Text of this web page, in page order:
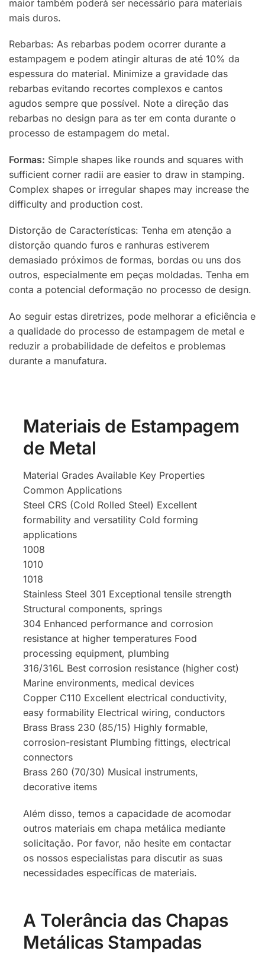
maior também poderá ser necessário para materiais
mais duros.
Rebarbas: As rebarbas podem ocorrer durante a
estampagem e podem atingir alturas de até 10% da
espessura do material. Minimize a gravidade das
rebarbas evitando recortes complexos e cantos
agudos sempre que possível. Note a direção das
rebarbas no design para as ter em conta durante o
processo de estampagem do metal.
Formas: Simple shapes like rounds and squares with
sufficient corner radii are easier to draw in stamping.
Complex shapes or irregular shapes may increase the
difficulty and production cost.
Distorção de Características: Tenha em atenção a
distorção quando furos e ranhuras estiverem
demasiado próximos de formas, bordas ou uns dos
outros, especialmente em peças moldadas. Tenha em
conta a potencial deformação no processo de design.
Ao seguir estas diretrizes, pode melhorar a eficiência e
a qualidade do processo de estampagem de metal e
reduzir a probabilidade de defeitos e problemas
durante a manufatura.
Materiais de Estampagem
de Metal
Material Grades Available Key Properties
Common Applications
Steel CRS (Cold Rolled Steel) Excellent
formability and versatility Cold forming
applications
1008
1010
1018
Stainless Steel 301 Exceptional tensile strength
Structural components, springs
304 Enhanced performance and corrosion
resistance at higher temperatures Food
processing equipment, plumbing
316/316L Best corrosion resistance (higher cost)
Marine environments, medical devices
Copper C110 Excellent electrical conductivity,
easy formability Electrical wiring, conductors
Brass Brass 230 (85/15) Highly formable,
corrosion-resistant Plumbing fittings, electrical
connectors
Brass 260 (70/30) Musical instruments,
decorative items
Além disso, temos a capacidade de acomodar
outros materiais em chapa metálica mediante
solicitação. Por favor, não hesite em contactar
os nossos especialistas para discutir as suas
necessidades específicas de materiais.
A Tolerância das Chapas
Metálicas Stampadas